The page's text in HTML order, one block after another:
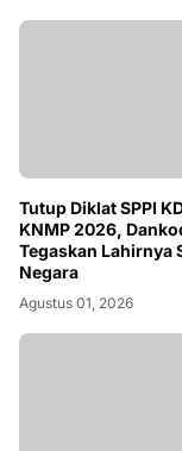
Tutup Diklat SPPI
KNMP 2026,
Tegaskan Lahirnya
Negara
Agustus 01, 2026